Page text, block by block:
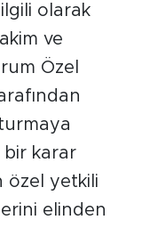
olarak
ve
Özel
bir karar
özel yetkili
elinden